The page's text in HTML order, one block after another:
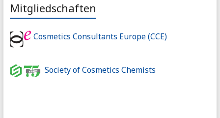
Mitgliedschaften
Cosmetics Consultants Europe (CCE)
Society of Cosmetics Chemists